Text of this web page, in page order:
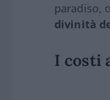
paradiso,
divinità
I costi